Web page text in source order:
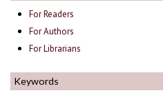
For Readers
For Authors
For Librarians
Keywords